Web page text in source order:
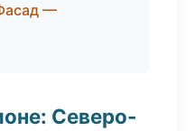
—
Северо-